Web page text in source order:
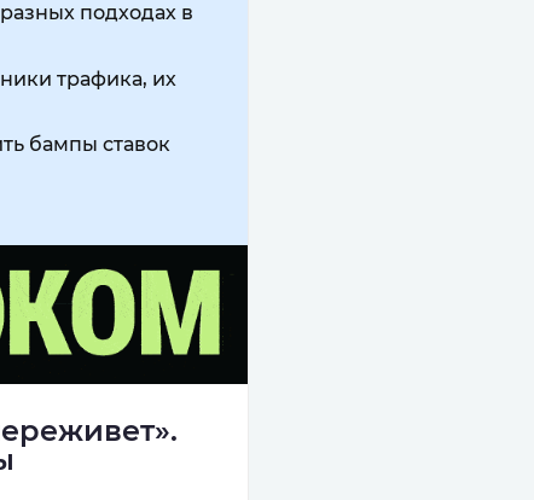
подходах в
трафика, их
бампы ставок